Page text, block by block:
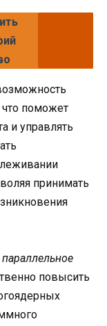
что поможет
и управлять
принимать
параллельное
повысить